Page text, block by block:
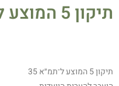
תיקון 5 המוצע לתמ"א 35